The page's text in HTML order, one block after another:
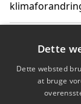
Hvordan
Dette
Dette websted
at bruge